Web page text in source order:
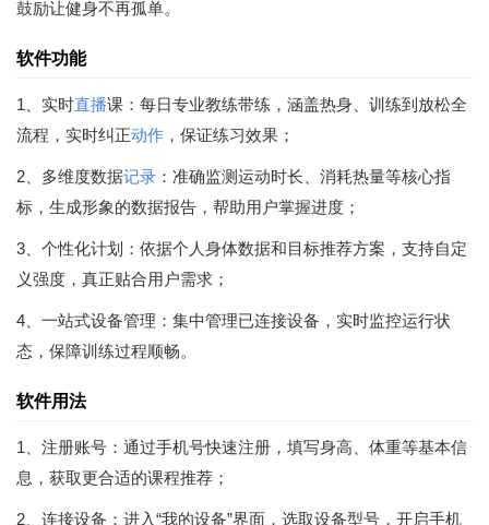
鼓励让健身不再孤单。
软件功能
1、实时直播课：每日专业教练带练，涵盖热身、训练到放松全
流程，实时纠正动作 ，保证练习效果；
2、多维度数据记录 ：准确监测运动时长、消耗热量等核心指
标，生成形象的数据报告，帮助用户掌握进度；
3、个性化计划：依据个人身体数据和目标推荐方案，支持自定
义强度，真正贴合用户需求；
4、一站式设备管理：集中管理已连接设备，实时监控运行状
态，保障训练过程顺畅。
软件用法
1、注册账号：通过手机号快速注册，填写身高、体重等基本信
息，获取更合适的课程推荐；
2、连接设备：进入“我的设备”界面，选取设备型号，开启手机